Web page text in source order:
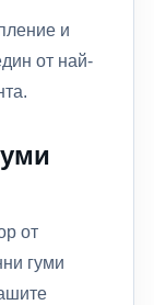
и
от най-
от
гуми